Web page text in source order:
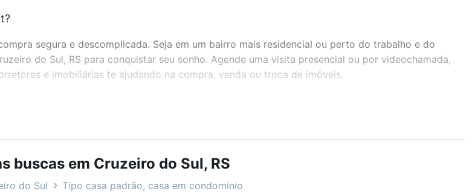
segura e descomplicada. Seja em um bairro mais residencial ou perto do trabalho e do
do Sul, RS para conquistar seu sonho. Agende uma visita presencial ou por videochamada,
e imobiliárias te ajudando na compra, venda ou troca de imóveis.
e comodidades, como piscina, academia, salão de festas ou área verde e encontrar
buscas em Cruzeiro do Sul, RS
do Sul Tipo casa padrão, casa em condomínio